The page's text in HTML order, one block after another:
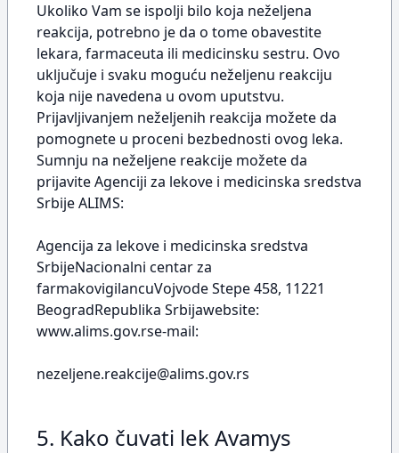
Ukoliko Vam se ispolji bilo koja neželjena
reakcija, potrebno je da o tome obavestite
lekara, farmaceuta ili medicinsku sestru. Ovo
uključuje i svaku moguću neželjenu reakciju
koja nije navedena u ovom uputstvu.
Prijavljivanjem neželjenih reakcija možete da
pomognete u proceni bezbednosti ovog leka.
Sumnju na neželjene reakcije možete da
prijavite Agenciji za lekove i medicinska sredstva
Srbije ALIMS:
Agencija za lekove i medicinska sredstva
SrbijeNacionalni centar za
farmakovigilancuVojvode Stepe 458, 11221
BeogradRepublika Srbijawebsite:
www.alims.gov.rse-mail:
nezeljene.reakcije@alims.gov.rs
5. Kako čuvati lek Avamys